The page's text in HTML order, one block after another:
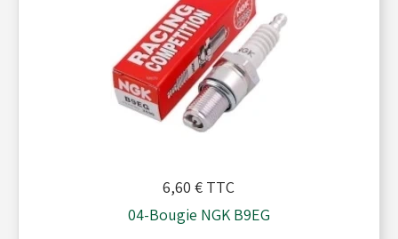
6,60 € TTC
04-Bougie NGK B9EG
Pédales - Cale-pieds
Plombs - Câbles - Mesure